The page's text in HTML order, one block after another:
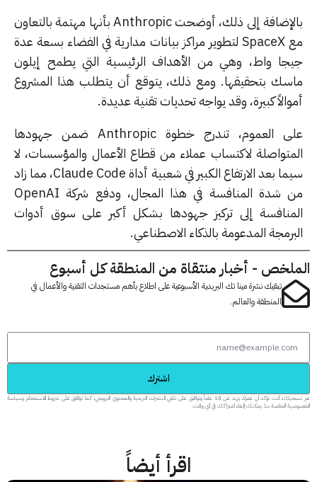
بالإضافة إلى ذلك، أوضحت Anthropic بأنها مهتمة بالتعاون
مع SpaceX لتطوير مراكز بيانات مدارية في الفضاء بسعة عدة
واط، وهي من الأهداف الرئيسية التي يطمح إيلون
بتحقيقها. ومع ذلك، يتوقع أن يتطلب هذا المشروع
كبيرة، وقد يواجه تحديات تقنية عديدة.
على العموم، تندرج خطوة Anthropic ضمن جهودها
لاكتساب عملاء من قطاع الأعمال والمؤسسات، لا
سيما بعد الارتفاع الكبير في شعبية أداة Claude Code، مما زاد
من شدة المنافسة في هذا المجال، ودفع شركة OpenAI
إلى تركيز جهودها بشكل أكبر على سوق أدوات
المدعومة بالذكاء الاصطناعي.
- أخبار منتقاة من المنطقة كل أسبوع
تبقيك نشرة مينا تك البريدية الأسبوعية على اطلاع بأهم مستجدات التقنية والأعمال في
المنطقة والعالم.
عبر تسجيلك، أنت تؤكد أن عمرك يزيد عن 18 عاماً وتوافق على تلقي النشرات البريدية والمحتوى الترويجي، كما توافق على شروط الاستخدام وسياسة
الخاصة بنا. يمكنك إلغاء اشتراكك في أي وقت.
اقرأ أيضاً